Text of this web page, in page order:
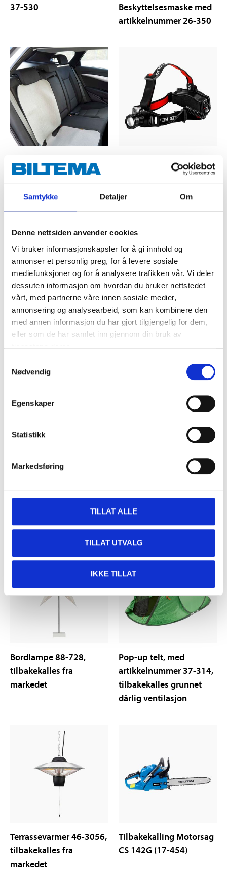
Samtykke Detaljer Om
Denne nettsiden anvender cookies
Vi bruker informasjonskapsler for å gi innhold og
annonser et personlig preg, for å levere sosiale
mediefunksjoner og for å analysere trafikken vår. Vi deler
dessuten informasjon om hvordan du bruker nettstedet
vårt, med partnerne våre innen sosiale medier,
annonsering og analysearbeid, som kan kombinere den
med annen informasjon du har gjort tilgjengelig for dem,
eller som de har samlet inn gjennom din bruk av
Nødvendig
Egenskaper
Statistikk
Markedsføring
TILLAT ALLE
TILLAT UTVALG
IKKE TILLAT
37-530
Beskyttelsesmaske med
artikkelnummer 26-350
vedrørende
Beskyttelsesmatte for
barnestol 39-807
Flashlight hodelykt 24-
946
Viktig informasjon for
Tilbakekalling
Tilbakekalling
Viktig informasjon
35-582
Bordlampe 88-728,
tilbakekalles fra
markedet
Pop-up telt, med
artikkelnummer 37-314,
tilbakekalles grunnet
dårlig ventilasjon
Terrassevarmer 46-3056,
tilbakekalles fra
markedet
Tilbakekalling Motorsag
CS 142G (17-454)